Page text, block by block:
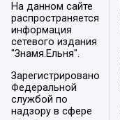
На данном сайте
распространяется
информация
сетевого издания
"Знамя.Ельня".
Зарегистрировано
Федеральной
службой по
надзору в сфере